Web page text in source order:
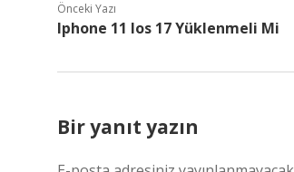
Önceki Yazı
Iphone 11 Ios 17 Yüklenmeli Mi
Bir yanıt yazın